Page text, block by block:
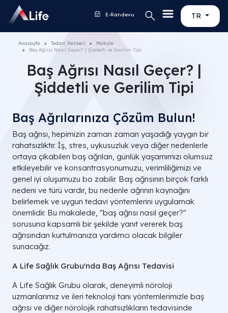
TR
E-Randevu
Anasayfa Tedavi Rehberi
Makale
Baş Ağrısı Nasıl Geçer​? | Şiddetli ve Gerilim Tipi
Baş Ağrısı Nasıl Geçer​? |
Şiddetli ve Gerilim Tipi
Baş Ağrılarınıza Çözüm Bulun!
Baş ağrısı, hepimizin zaman zaman yaşadığı yaygın bir
rahatsızlıktır. İş, stres, uykusuzluk veya diğer nedenlerle
ortaya çıkabilen baş ağrıları, günlük yaşamımızı olumsuz
etkileyebilir ve konsantrasyonumuzu, verimliliğimizi ve
genel iyi oluşumuzu bo zabilir. Baş ağrısının birçok farklı
nedeni ve türü vardır, bu nedenle ağrının kaynağını
belirlemek ve uygun tedavi yöntemlerini uygulamak
önemlidir. Bu makalede, "baş ağrısı nasıl geçer?"
sorusuna kapsamlı bir şekilde yanıt vererek baş
ağrısından kurtulmanıza yardımcı olacak bilgiler
sunacağız.
A Life Sağlık Grubu'nda Baş Ağrısı Tedavisi
A Life Sağlık Grubu olarak, deneyimli nöroloji
uzmanlarımız ve ileri teknoloji tanı yöntemlerimizle baş
ağrısı ve diğer nörolojik rahatsızlıkların tedavisinde